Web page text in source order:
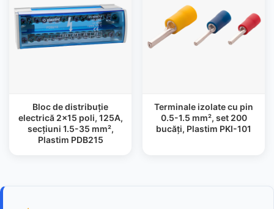
Bloc de distribuție
electrică 2×15 poli, 125A,
secțiuni 1.5-35 mm²,
Plastim PDB215
Terminale izolate cu pin
0.5-1.5 mm², set 200
bucăți, Plastim PKI-101